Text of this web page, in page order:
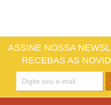
ASSINE NOSSA
RECEBAS AS